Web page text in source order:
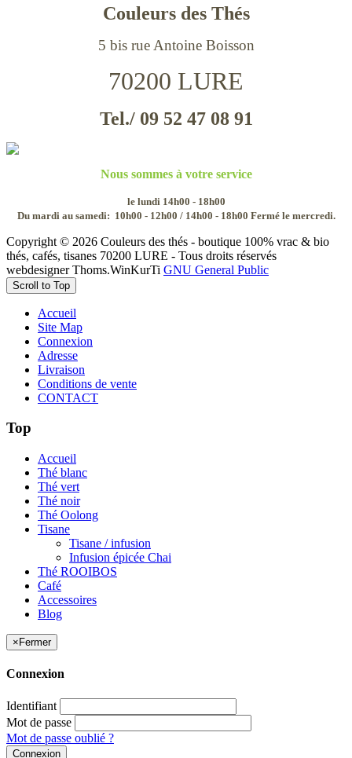
Couleurs des Thés
5 bis rue Antoine Boisson
70200 LURE
Tel./ 09 52 47 08 91
Nous sommes à votre service
le lundi 14h00 - 18h00
Du mardi au samedi: 10h00 - 12h00 / 14h00 - 18h00 Fermé le mercredi.
Copyright © 2026 Couleurs des thés - boutique 100% vrac & bio
thés, cafés, tisanes 70200 LURE - Tous droits réservés
webdesigner Thoms.WinKurTi GNU General Public
Scroll to Top
Accueil
Site Map
Connexion
Adresse
Livraison
Conditions de vente
CONTACT
Top
Accueil
Thé blanc
Thé vert
Thé noir
Thé Oolong
Tisane
Tisane / infusion
Infusion épicée Chai
Thé ROOIBOS
Café
Accessoires
Blog
× Fermer
Connexion
Identifiant
Mot de passe
Mot de passe oublié ?
Connexion